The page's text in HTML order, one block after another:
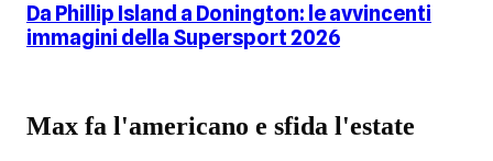
Da Phillip Island a Donington: le avvincenti
immagini della Supersport 2026
Max fa l'americano e sfida l'estate